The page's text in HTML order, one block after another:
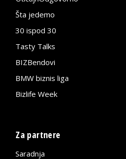
Šta jedemo
30 ispod 30
Tasty Talks
BIZBendovi
BMW biznis liga
Bizlife Week
Za partnere
Saradnja